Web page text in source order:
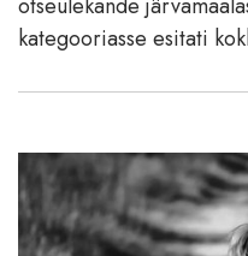
kategooriasse esitati